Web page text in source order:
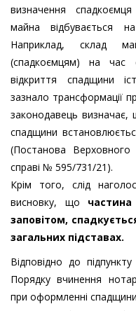
визначення
майна відбувається
Наприклад, склад
(спадкоємцям) на час
відкриття спадщини
зазнало трансформації
законодавець визначає,
спадщини
(Постанова
справі № 595/731/21).
Крім того, слід
висновку, що
заповітом,
загальних підставах.
Відповідно до
Порядку вчинення
при оформленні